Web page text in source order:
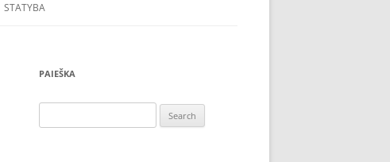
STATYBA
PAIEŠKA
for: